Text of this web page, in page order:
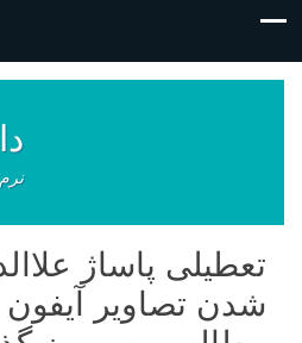
نوشته‌ها
تعطیلی پاساژ